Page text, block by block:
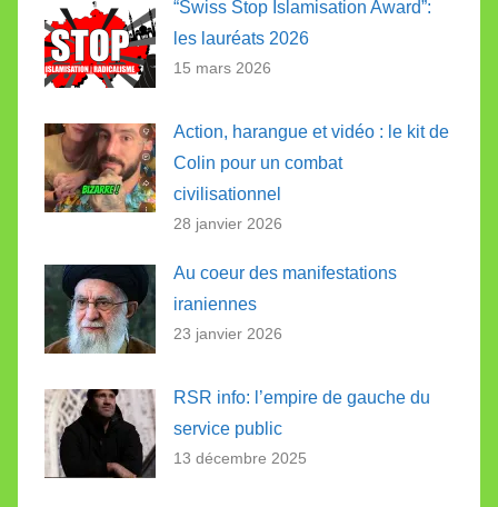
“Swiss Stop Islamisation Award”:
les lauréats 2026
15 mars 2026
Action, harangue et vidéo : le kit de
Colin pour un combat
civilisationnel
28 janvier 2026
Au coeur des manifestations
iraniennes
23 janvier 2026
RSR info: l’empire de gauche du
service public
13 décembre 2025